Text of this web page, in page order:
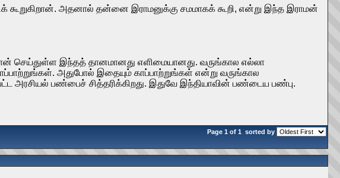
கூறுகிறான். அதனால் தன்னை இராமனுக்கு சமமாகக் கூறி, என்று இந்த இராமன்
செய்துள்ள இந்தத் தானமானது எளிமையானது. வருங்கால எல்லா
அதுபோல் இதையும் காப்பாற்றுங்கள் என்று வருங்கால
பண்பைச் சித்தரிக்கிறது. இதுவே இந்தியாவின் பண்டைய பண்பு.
Page 1 of 1 sorted by